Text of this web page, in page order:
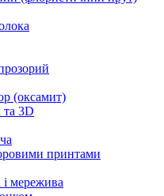
(оксамит)
та 3D
принтами
і мережива